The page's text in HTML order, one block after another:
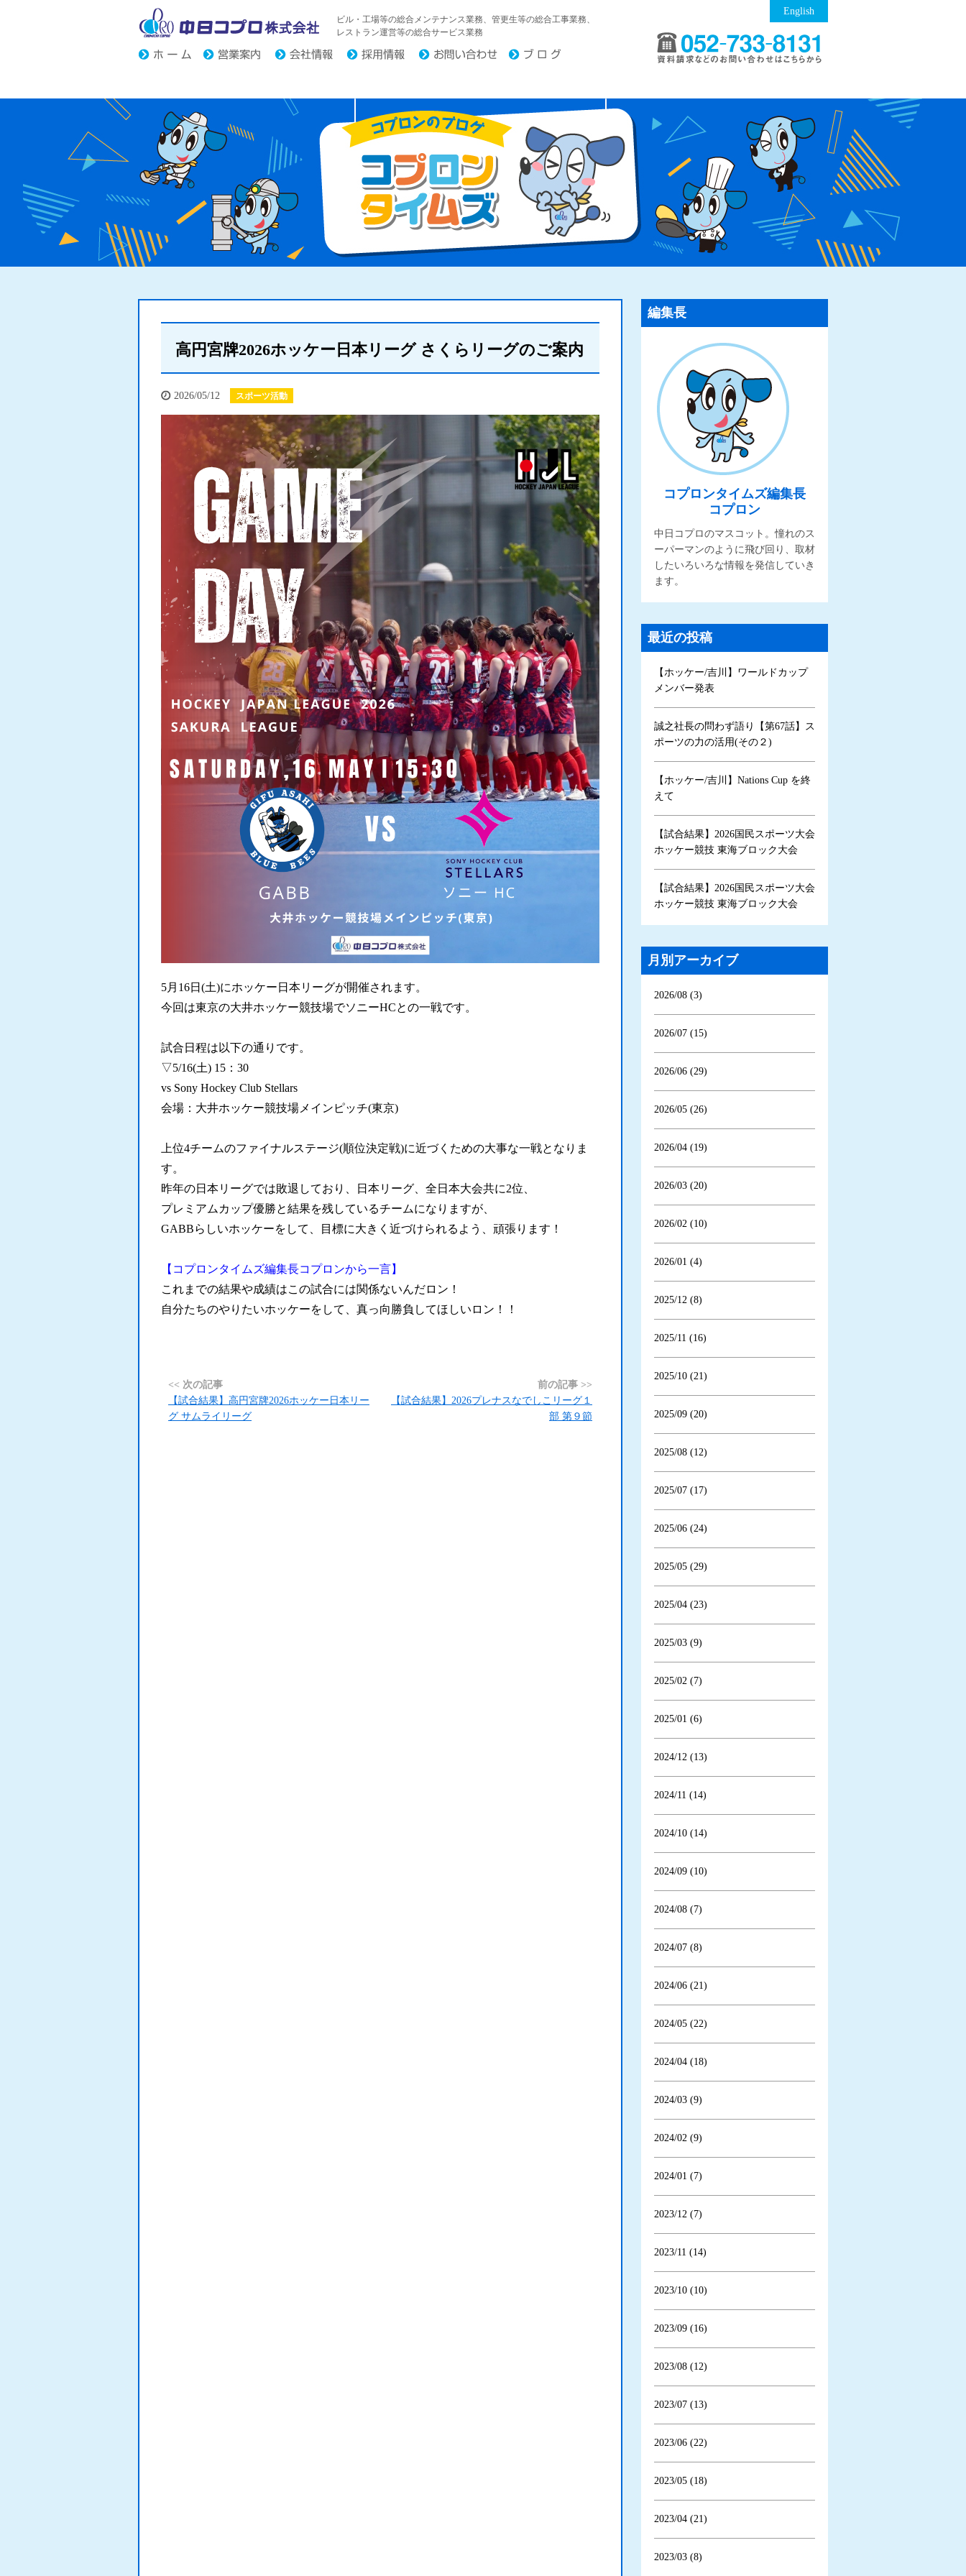
中日コプロ株式会社
ビル・工場等の総合メンテナンス業務、管更生等の総合工事業務、
レストラン運営等の総合サービス業務
English
高円宮牌2026ホッケー日本リーグ さくらリーグのご案内
2026/05/12 スポーツ活動
5月16日(土)にホッケー日本リーグが開催されます。
今回は東京の大井ホッケー競技場でソニーHCとの一戦です。
試合日程は以下の通りです。
▽5/16(土) 15：30
vs Sony Hockey Club Stellars
会場：大井ホッケー競技場メインピッチ(東京)
上位4チームのファイナルステージ(順位決定戦)に近づくための大事な一戦となりま
す。
昨年の日本リーグでは敗退しており、日本リーグ、全日本大会共に2位、
プレミアムカップ優勝と結果を残しているチームになりますが、
GABBらしいホッケーをして、目標に大きく近づけられるよう、頑張ります！
【コプロンタイムズ編集長コプロンから一言】
これまでの結果や成績はこの試合には関係ないんだロン！
自分たちのやりたいホッケーをして、真っ向勝負してほしいロン！！
<< 次の記事
【試合結果】高円宮牌2026ホッケー日本リー
グ サムライリーグ
前の記事 >>
【試合結果】2026プレナスなでしこリーグ１
部 第９節
編集長
コプロンタイムズ編集長
コプロン
中日コプロのマスコット。憧れのス
ーパーマンのように飛び回り、取材
したいろいろな情報を発信していき
ます。
最近の投稿
【ホッケー/吉川】ワールドカップ
メンバー発表
誠之社長の問わず語り【第67話】ス
ポーツの力の活用(その２)
【ホッケー/吉川】Nations Cup を終
えて
【試合結果】2026国民スポーツ大会
ホッケー競技 東海ブロック大会
【試合結果】2026国民スポーツ大会
ホッケー競技 東海ブロック大会
月別アーカイブ
2026/08 (3)
2026/07 (15)
2026/06 (29)
2026/05 (26)
2026/04 (19)
2026/03 (20)
2026/02 (10)
2026/01 (4)
2025/12 (8)
2025/11 (16)
2025/10 (21)
2025/09 (20)
2025/08 (12)
2025/07 (17)
2025/06 (24)
2025/05 (29)
2025/04 (23)
2025/03 (9)
2025/02 (7)
2025/01 (6)
2024/12 (13)
2024/11 (14)
2024/10 (14)
2024/09 (10)
2024/08 (7)
2024/07 (8)
2024/06 (21)
2024/05 (22)
2024/04 (18)
2024/03 (9)
2024/02 (9)
2024/01 (7)
2023/12 (7)
2023/11 (14)
2023/10 (10)
2023/09 (16)
2023/08 (12)
2023/07 (13)
2023/06 (22)
2023/05 (18)
2023/04 (21)
2023/03 (8)